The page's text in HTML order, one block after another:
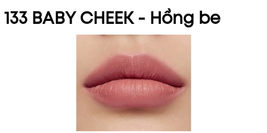
133 BABY CHEEK - Hồng be